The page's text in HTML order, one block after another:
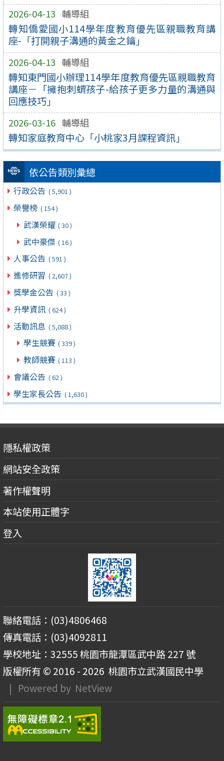
2026-04-13 輔導組
轉知僑愛國小114學年度教育優先區親職教育講
座-「打開親子溝通的黃金之鑰」
2026-04-13 輔導組
轉知東門國小辦理114學年度教育優先區親職教育
講座－「擁抱刺蝟孩子-給孩子更多力量的溝通與
回應技巧」
2026-03-16 輔導組
轉知家庭教育中心「小桃家3月課程資訊」
依公告類別彙總
行政公告 ( 5,901 )
榮譽榜 ( 154 )
武漢榮耀 ( 30 )
武中豪傑 ( 16 )
人事公告 ( 591 )
進修研習 ( 2,607 )
獎學金公告 ( 33 )
升學資訊 ( 624 )
活動訊息 ( 5,088 )
學生競賽 ( 339 )
教師競賽 ( 113 )
會議公告 ( 62 )
學生家長公告 ( 1,630 )
隱私權政策
網站安全政策
著作權聲明
本站使用正體字
登入
聯絡電話：(03)4806468
傳真電話：(03)4092811
學校地址：32555 桃園市龍潭區武中路 227 號
版權所有 © 2016 - 2026 桃園市立武漢國民中學
| Powered by NetView